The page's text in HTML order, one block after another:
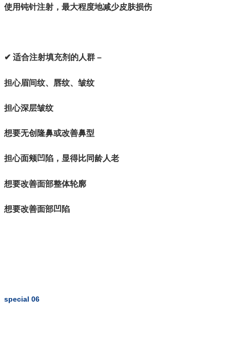
使用钝针注射，最大程度地减少皮肤损伤
✔ 适合注射填充剂的人群 –
担心眉间纹、唇纹、皱纹
担心深层皱纹
想要无创隆鼻或改善鼻型
担心面颊凹陷，显得比同龄人老
想要改善面部整体轮廓
想要改善面部凹陷
special 06